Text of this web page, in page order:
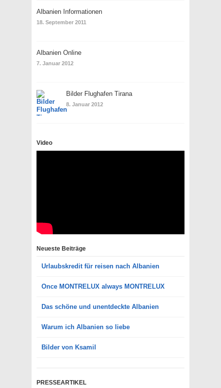
Albanien Informationen
18. September 2011
Albanien Online
7. Januar 2012
Bilder Flughafen Tirana
8. Januar 2012
Video
Neueste Beiträge
Urlaubskredit für reisen nach Albanien
Once MONTRELUX always MONTRELUX
Das schöne und unentdeckte Albanien
Warum ich Albanien so liebe
Bilder von Ksamil
PRESSEARTIKEL